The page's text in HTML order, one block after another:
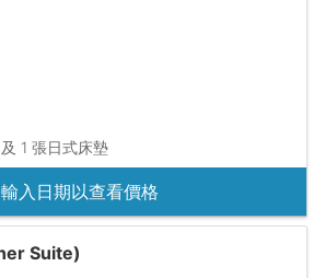
1 張日式床墊
輸入日期以查看價格
Suite)